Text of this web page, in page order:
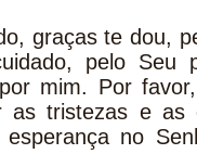
graças te dou,
pelo
mim. Por
as tristezas e as
no